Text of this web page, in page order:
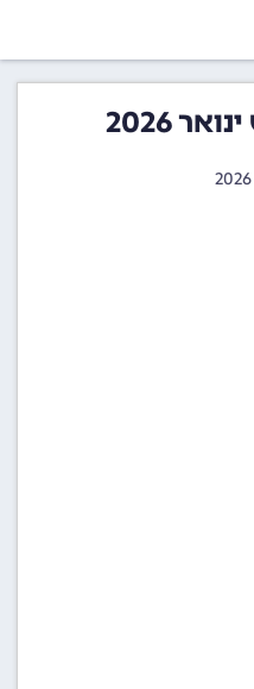
שער הקצאל בחודש ינואר 2026